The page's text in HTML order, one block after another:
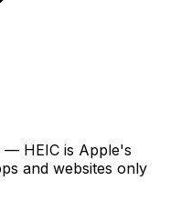
HEIC is Apple's
and websites only